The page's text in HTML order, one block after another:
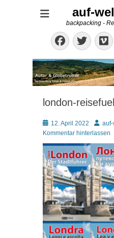
auf-
backpacking -
london-
Posted
on
12. April 2022 Autor
Kommentar hinterlassen